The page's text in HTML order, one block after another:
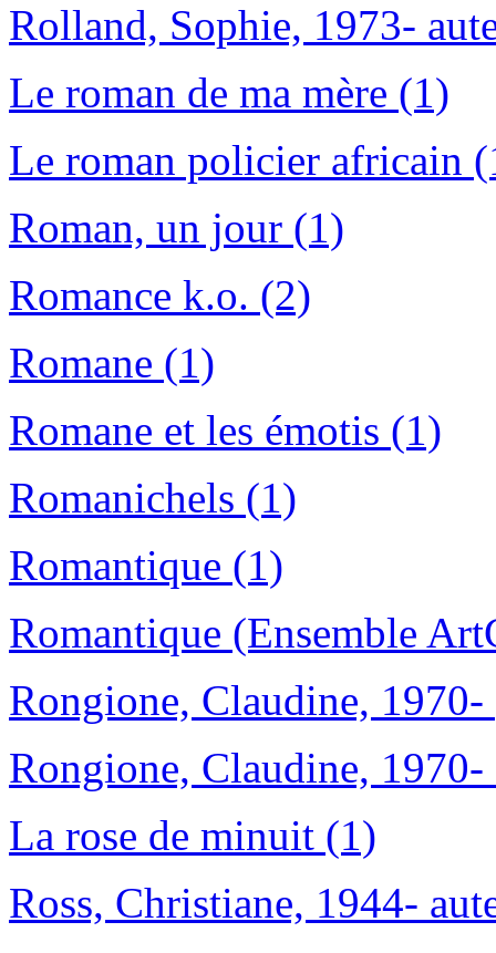
Rolland, Sophie, 1973-
Le roman de ma mère (1)
Le roman policier africain
Roman, un jour (1)
Romance k.o. (2)
Romane (1)
Romane et les émotis (1)
Romanichels (1)
Romantique (1)
Romantique (Ensemble
Rongione, Claudine, 1970-
Rongione, Claudine, 1970-
La rose de minuit (1)
Ross, Christiane, 1944-